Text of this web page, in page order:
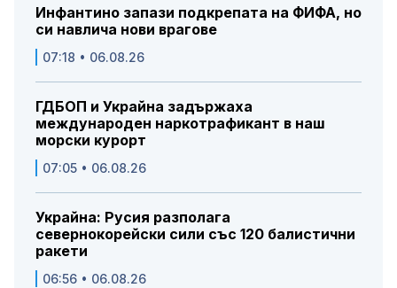
Инфантино запази подкрепата на ФИФА, но
си навлича нови врагове
07:18 • 06.08.26
ГДБОП и Украйна задържаха
международен наркотрафикант в наш
морски курорт
07:05 • 06.08.26
Украйна: Русия разполага
севернокорейски сили със 120 балистични
ракети
06:56 • 06.08.26